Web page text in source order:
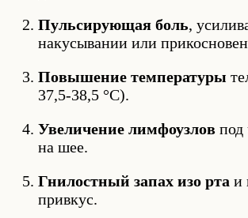
Пульсирующая боль,
накусывании или
Повышение температуры
37,5-38,5 °C).
Увеличение лимфоузлов под
на шее.
Гнилостный запах изо рта и
привкус.